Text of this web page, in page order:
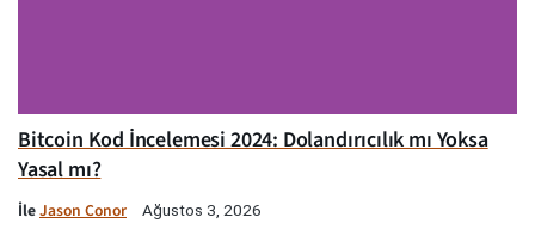
Bitcoin Kod İncelemesi 2024: Dolandırıcılık mı Yoksa
Yasal mı?
İleJason Conor Ağustos 3, 2026